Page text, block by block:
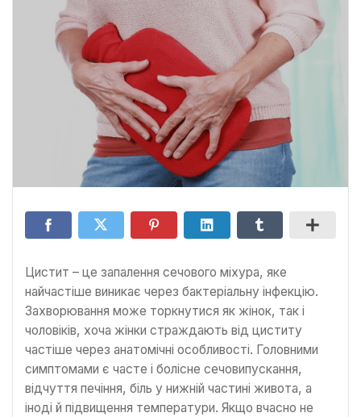
Цистит – це запалення сечового міхура, яке
найчастіше виникає через бактеріальну інфекцію.
Захворювання може торкнутися як жінок, так і
чоловіків, хоча жінки страждають від циститу
частіше через анатомічні особливості. Головними
симптомами є часте і болісне сечовипускання,
відчуття печіння, біль у нижній частині живота, а
іноді й підвищення температури. Якщо вчасно не